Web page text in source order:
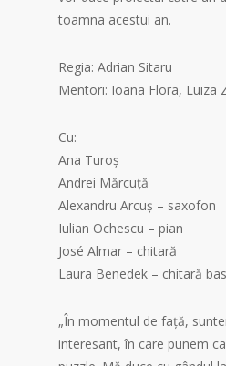
toamna acestui an.
Regia: Adrian Sitaru
Mentori: Ioana Flora, Luiza
Cu:
Ana Turoș
Andrei Mărcuță
Alexandru Arcuș – saxofon
Iulian Ochescu – pian
José Almar – chitară
Laura Benedek – chitară bas
„În momentul de față,
interesant, în care punem